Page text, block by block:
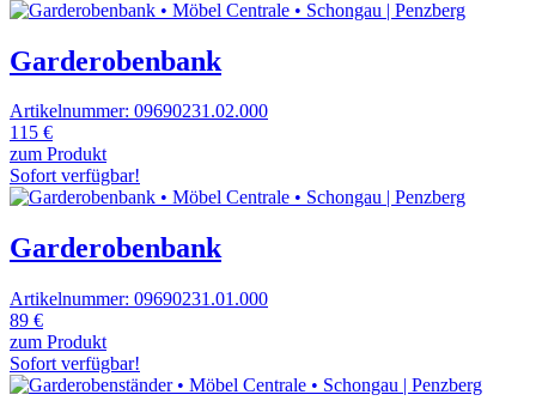
Garderobenbank
Artikelnummer: 09690231.02.000
115 €
zum Produkt
Sofort verfügbar!
Garderobenbank
Artikelnummer: 09690231.01.000
89 €
zum Produkt
Sofort verfügbar!